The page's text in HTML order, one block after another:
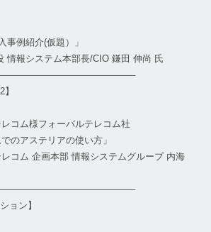
事例紹介(仮題）」
情報システム本部長/CIO 鎌田 伸尚 氏
コム様フォーバルテレコム社
のアステリアの使い方」
コム 企画本部 情報システムグループ 内海
ョン】